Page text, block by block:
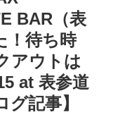
BAR（表
！待ち時
アウトは
at 表参道
記事】